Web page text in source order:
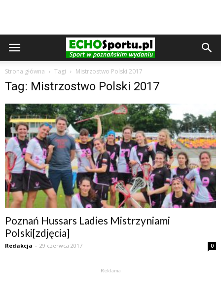
Strona główna Tagi Mistrzostwo Polski 2017
Tag: Mistrzostwo Polski 2017
Poznań Hussars Ladies Mistrzyniami
Polski[zdjęcia]
Redakcja - 29 czerwca 2017 0
Reklama